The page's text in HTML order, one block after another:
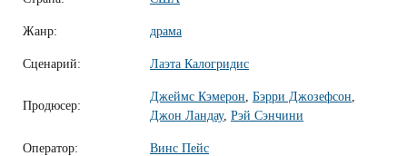
Жанр: драма
Сценарий: Лаэта Калогридис
Продюсер:
Джеймс Кэмерон Бэрри Джозефсон
Джон Ландау, Рэй Сэнчини
Оператор: Винс Пейс